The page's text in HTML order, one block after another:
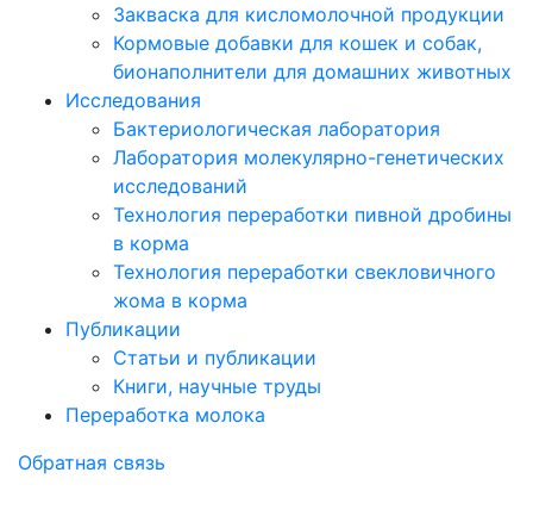
Закваска для кисломолочной продукции
Кормовые добавки для кошек и собак,
бионаполнители для домашних животных
Исследования
Бактериологическая лаборатория
Лаборатория молекулярно-генетических
исследований
Технология переработки пивной дробины
в корма
Технология переработки свекловичного
жома в корма
Публикации
Статьи и публикации
Книги, научные труды
Переработка молока
Обратная связь